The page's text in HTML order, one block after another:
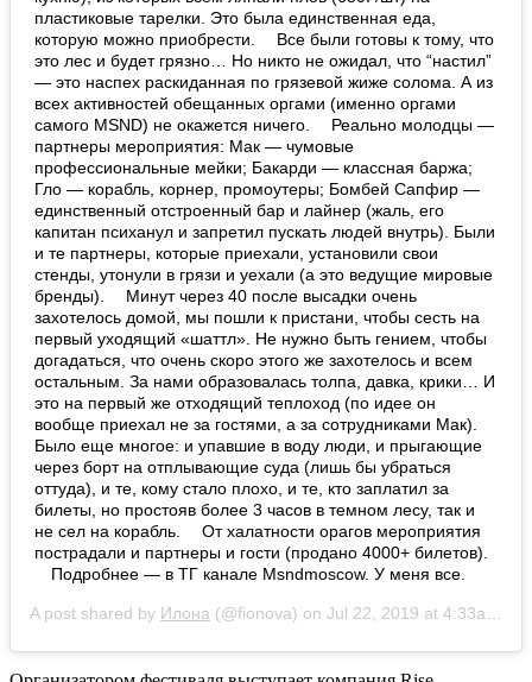
пластиковые тарелки. Это была единственная еда,
которую можно приобрести. ⠀ Все были готовы к тому, что
это лес и будет грязно… Но никто не ожидал, что “настил”
— это наспех раскиданная по грязевой жиже солома. А из
всех активностей обещанных оргами (именно оргами
самого MSND) не окажется ничего. ⠀ Реально молодцы —
партнеры мероприятия: Мак — чумовые
профессиональные мейки; Бакарди — классная баржа;
Гло — корабль, корнер, промоутеры; Бомбей Сапфир —
единственный отстроенный бар и лайнер (жаль, его
капитан психанул и запретил пускать людей внутрь). Были
и те партнеры, которые приехали, установили свои
стенды, утонули в грязи и уехали (а это ведущие мировые
бренды). ⠀ Минут через 40 после высадки очень
захотелось домой, мы пошли к пристани, чтобы сесть на
первый уходящий «шаттл». Не нужно быть гением, чтобы
догадаться, что очень скоро этого же захотелось и всем
остальным. За нами образовалась толпа, давка, крики… И
это на первый же отходящий теплоход (по идее он
вообще приехал не за гостями, а за сотрудниками Мак). ⠀
Было еще многое: и упавшие в воду люди, и прыгающие
через борт на отплывающие суда (лишь бы убраться
оттуда), и те, кому стало плохо, и те, кто заплатил за
билеты, но простояв более 3 часов в темном лесу, так и
не сел на корабль. ⠀ От халатности орагов мероприятия
пострадали и партнеры и гости (продано 4000+ билетов).
⠀ Подробнее — в ТГ канале Msndmoscow. У меня все.
A post shared by Илона (@fionova) on Jul 22, 2019 at 4:33am PDT